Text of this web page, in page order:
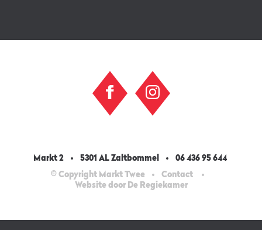
Markt 2 5301 AL Zaltbommel
06 436 95 644
© Copyright Markt Twee
Contact
Website door De Regiekamer